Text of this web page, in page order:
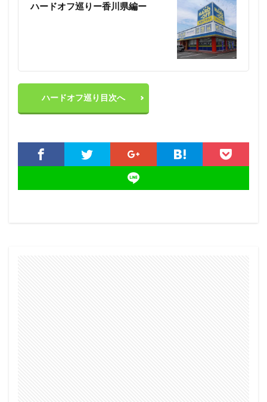
ハードオフ巡りー香川県編ー
ハードオフ巡り目次へ